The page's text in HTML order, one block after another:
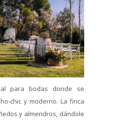
para bodas donde se
chic y moderno. La finca
y almendros, dándole